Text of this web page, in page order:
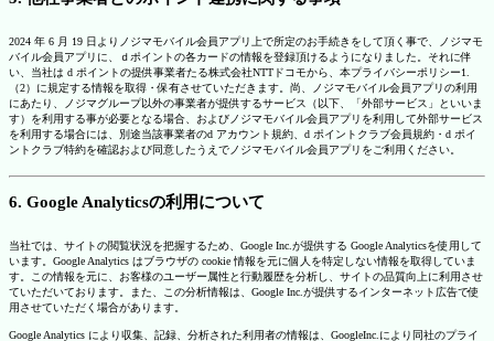
2024 年 6 月 19 日よりノジマモバイル会員アプリ上で所定のお手続きをして頂く事で、ノジマモ
バイル会員アプリに、ｄポイントの各カードの情報を登録頂けるようになりました。それに伴
い、当社は d ポイントの提供事業者たる株式会社NTTドコモから、本プライバシーポリシー1.
（2）に規定する情報を取得・保有させていただきます。尚、ノジマモバイル会員アプリの利用
にあたり、ノジマグループ以外の事業者が提供するサービス（以下、「外部サービス」といいま
す）を利用する事が必要となる場合、およびノジマモバイル会員アプリを利用して外部サービス
を利用する場合には、別途当該事業者のd アカウント規約、d ポイントクラブ会員規約・d ポイ
ントクラブ特約を確認および同意したうえでノジマモバイル会員アプリをご利用ください。
6. Google Analyticsの利用について
当社では、サイトの閲覧状況を把握するため、Google Inc.が提供する Google Analyticsを使用して
います。Google Analytics はブラウザの cookie 情報を元に個人を特定しない情報を取得していま
す。この情報を元に、お客様のユーザー属性と行動履歴を分析し、サイトの品質向上に利用させ
ていただいております。また、この分析情報は、Google Inc.が提供するインターネット広告で使
用させていただく場合があります。
Google Analytics により収集、記録、分析された利用者の情報は、GoogleInc.により同社のプライ